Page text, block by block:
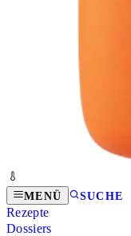
MENÜ SUCHE
Rezepte
Dossiers